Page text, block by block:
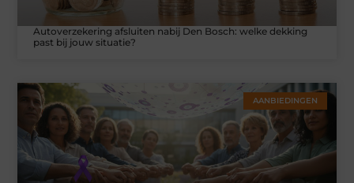
Autoverzekering afsluiten nabij Den Bosch: welke dekking
past bij jouw situatie?
AANBIEDINGEN